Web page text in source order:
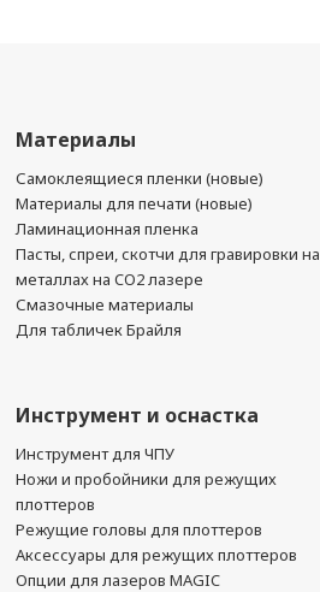
Материалы
Самоклеящиеся пленки (новые)
Материалы для печати (новые)
Ламинационная пленка
Пасты, спреи, скотчи для гравировки на
металлах на CO2 лазере
Смазочные материалы
Для табличек Брайля
Инструмент и оснастка
Инструмент для ЧПУ
Ножи и пробойники для режущих
плоттеров
Режущие головы для плоттеров
Аксессуары для режущих плоттеров
Опции для лазеров MAGIC